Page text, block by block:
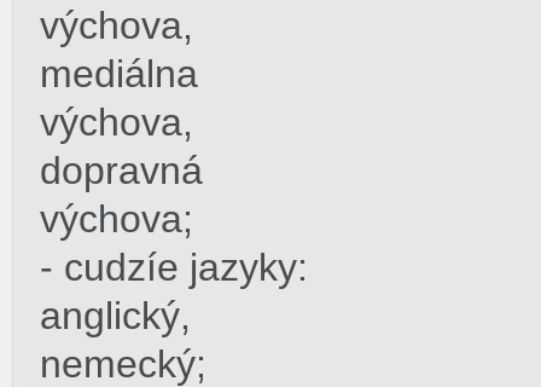
výchova,
mediálna
výchova,
dopravná
výchova;
- cudzíe jazyky:
anglický,
nemecký;